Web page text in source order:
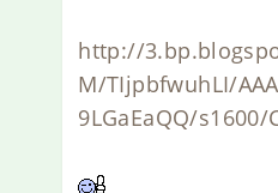
http://
M/TIjpbfwuhLI/
9LGaEaQQ/